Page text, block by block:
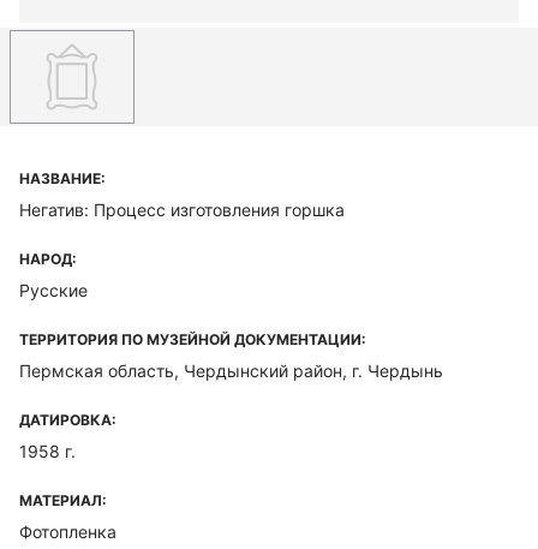
НАЗВАНИЕ:
Негатив: Процесс изготовления горшка
НАРОД:
Русские
ТЕРРИТОРИЯ ПО МУЗЕЙНОЙ ДОКУМЕНТАЦИИ:
Пермская область, Чердынский район, г. Чердынь
ДАТИРОВКА:
1958 г.
МАТЕРИАЛ:
Фотопленка